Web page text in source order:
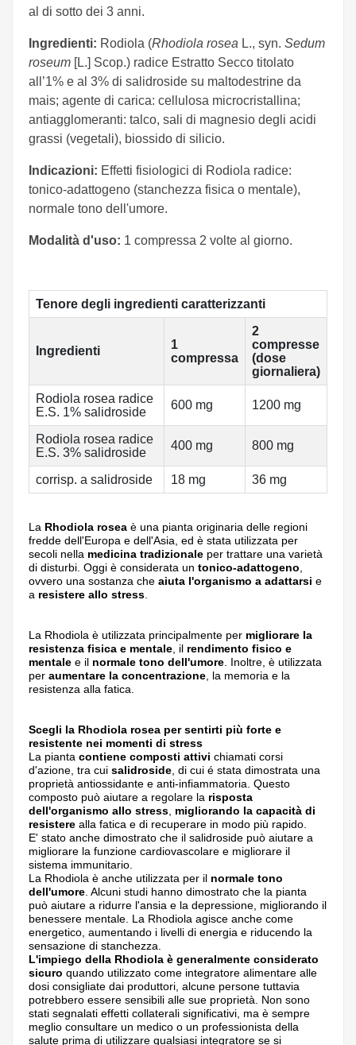
al di sotto dei 3 anni.
Ingredienti: Rodiola (Rhodiola rosea L., syn. Sedum
roseum [L.] Scop.) radice Estratto Secco titolato
all’1% e al 3% di salidroside su maltodestrine da
mais; agente di carica: cellulosa microcristallina;
antiagglomeranti: talco, sali di magnesio degli acidi
grassi (vegetali), biossido di silicio.
Indicazioni: Effetti fisiologici di Rodiola radice:
tonico-adattogeno (stanchezza fisica o mentale),
normale tono dell'umore.
Modalità d'uso: 1 compressa 2 volte al giorno.
Tenore degli ingredienti caratterizzanti
Ingredienti
1
compressa
2
compresse
(dose
giornaliera)
Rodiola rosea radice
E.S. 1% salidroside
600 mg 1200 mg
Rodiola rosea radice
E.S. 3% salidroside
400 mg 800 mg
corrisp. a salidroside 18 mg 36 mg
La Rhodiola rosea è una pianta originaria delle regioni
fredde dell'Europa e dell'Asia, ed è stata utilizzata per
secoli nella medicina tradizionale per trattare una varietà
di disturbi. Oggi è considerata un tonico-adattogeno
ovvero una sostanza che aiuta l'organismo a adattarsi e
a resistere allo stress
La Rhodiola è utilizzata principalmente per migliorare la
resistenza fisica e mentale , il rendimento fisico e
mentale e il normale tono dell'umore . Inoltre, è utilizzata
per aumentare la concentrazione , la memoria e la
resistenza alla fatica.
Scegli la Rhodiola rosea per sentirti più forte e
resistente nei momenti di stress
La pianta contiene composti attivi chiamati corsi
d'azione, tra cui salidroside , di cui é stata dimostrata una
proprietà antiossidante e anti-infiammatoria. Questo
composto può aiutare a regolare la risposta
dell'organismo allo stress migliorando la capacità di
resistere alla fatica e di recuperare in modo più rapido.
E' stato anche dimostrato che il salidroside può aiutare a
migliorare la funzione cardiovascolare e migliorare il
sistema immunitario.
La Rhodiola è anche utilizzata per il normale tono
dell'umore . Alcuni studi hanno dimostrato che la pianta
può aiutare a ridurre l'ansia e la depressione, migliorando il
benessere mentale. La Rhodiola agisce anche come
energetico, aumentando i livelli di energia e riducendo la
sensazione di stanchezza.
L'impiego della Rhodiola è generalmente considerato
sicuro quando utilizzato come integratore alimentare alle
dosi consigliate dai produttori, alcune persone tuttavia
potrebbero essere sensibili alle sue proprietà. Non sono
stati segnalati effetti collaterali significativi, ma è sempre
meglio consultare un medico o un professionista della
salute prima di utilizzare qualsiasi integratore se si